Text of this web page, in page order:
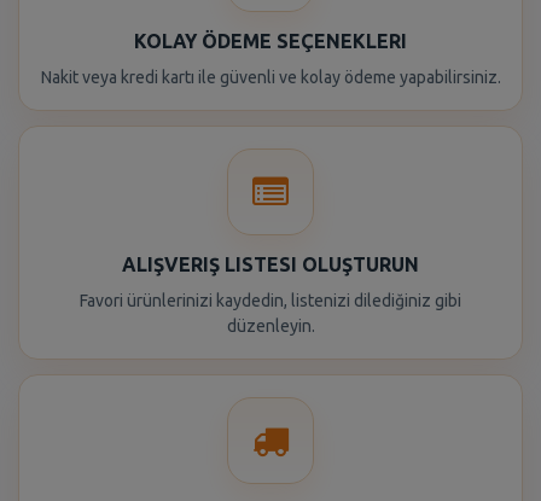
KOLAY ÖDEME SEÇENEKLERI
Nakit veya kredi kartı ile güvenli ve kolay ödeme yapabilirsiniz.
ALIŞVERIŞ LISTESI OLUŞTURUN
Favori ürünlerinizi kaydedin, listenizi dilediğiniz gibi
düzenleyin.